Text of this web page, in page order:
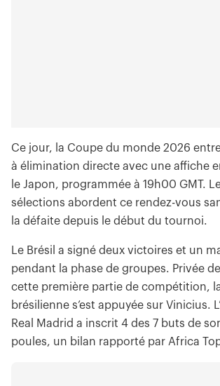
Ce jour, la Coupe du monde 2026
à élimination directe avec une affiche
le Japon, programmée à 19h00 GMT.
sélections abordent ce rendez-vous
la défaite depuis le début du tournoi.
Le Brésil a signé deux victoires et un
pendant la phase de groupes. Privée
cette première partie de compétition,
brésilienne s’est appuyée sur Vinicius.
Real Madrid a inscrit 4 des 7 buts de
poules, un bilan rapporté par Africa